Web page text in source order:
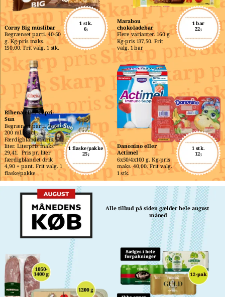
1 stk.
6,-
Corny Big müslibar
Begrænset parti. 40-50
g. Kg-pris maks.
150,00. Frit valg. 1 stk.
1 bar
22,-
Marabou
chokoladebar
Flere varianter. 160 g.
Kg-pris 137,50. Frit
valg. 1 bar
1 flaske/pakke
25,-
Ribena eller Capri-
Sun
Begrænset parti. 10 x
200 ml./85 cl..
Færdigblandet drik 5,1
liter. Literpris maks.
29,41.  Pris pr. liter
færdigblandet drik
4,90 + pant. Frit valg. 1
flaske/pakke
1 stk.
12,-
Danonino eller
Actimel
6x50/4x100 g. Kg-pris
maks. 40,00. Frit valg.
1 stk.
Alle tilbud på siden gælder hele august
måned